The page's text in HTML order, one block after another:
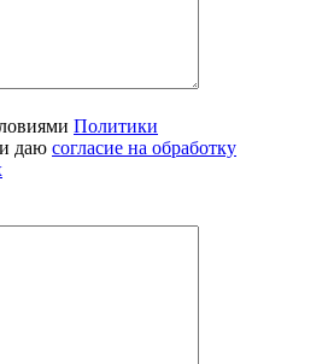
Политики
и даю согласие на обработку